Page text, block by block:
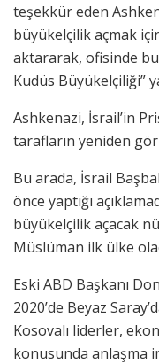
teşekkür eden
büyükelçilik açmak
aktararak, ofisinde
Kudüs Büyükelçiliği”
Ashkenazi, İsrail’in
tarafların yeniden
Bu arada, İsrail
önce yaptığı
büyükelçilik açacak
Müslüman ilk ülke
Eski ABD Başkanı
2020’de Beyaz
Kosovalı liderler,
konusunda anlaşma